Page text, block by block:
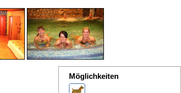
Möglichkeiten